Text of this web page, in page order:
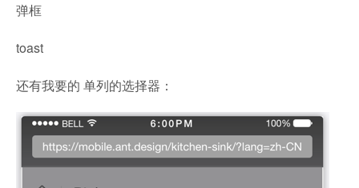
弹框
toast
还有我要的 单列的选择器：